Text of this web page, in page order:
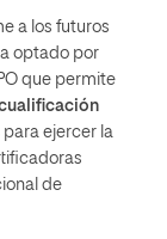
a los futuros
optado por
que permite
para ejercer la
de